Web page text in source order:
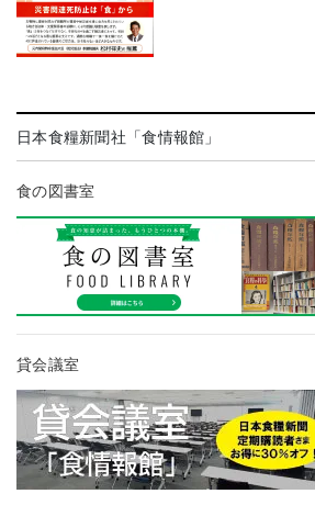
日本食糧新聞社「食情報館」
食の図書室
貸会議室